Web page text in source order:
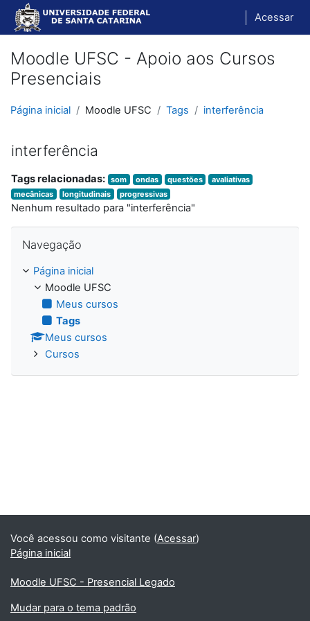
Ir para o conteúdo principal
Acessar
Moodle UFSC - Apoio aos Cursos
Presenciais
Página inicial Moodle UFSC Tags interferência
interferência
Tags relacionadas: som ondas questões
avaliativas
mecânicas
longitudinais progressivas
Nenhum resultado para "interferência"
Navegação
Página inicial
Moodle UFSC
Meus cursos
Tags
Meus cursos
Cursos
Você acessou como visitante (Acessar)
Página inicial
Moodle UFSC - Presencial Legado
Mudar para o tema padrão